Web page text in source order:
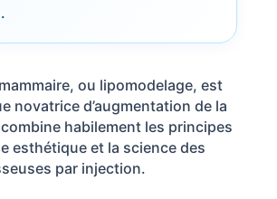
ou lipomodelage, est
novatrice d’augmentation de la
habilement les principes
esthétique et la science des
par injection.